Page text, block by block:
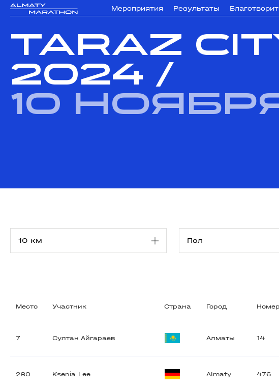
Мероприятия Результаты
TARAZ
2024 /
10
Место Участник Страна Город Номер
7 Султан Айгараев Алматы 14
280 Ksenia Lee Almaty 476